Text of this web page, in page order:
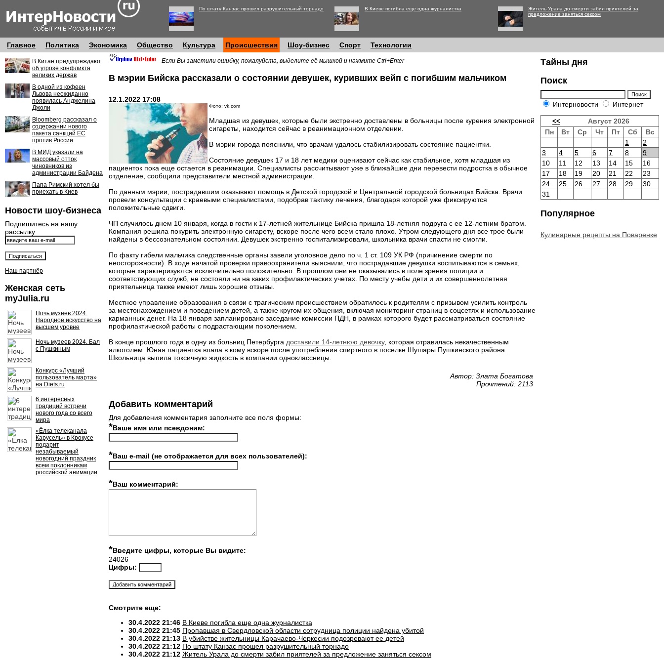
По штату Канзас прошел разрушительный торнадо В Киеве погибла еще одна журналистка
Житель Урала до смерти забил приятелей за
предложение заняться сексом
Главное Политика Экономика Общество Культура Происшествия Шоу-бизнес Спорт Технологии
В Китае предупреждают
об угрозе конфликта
великих держав
В одной из кофеен
Львова неожиданно
появилась Анджелина
Джоли
Bloomberg рассказал о
содержании нового
пакета санкций ЕС
против России
В МИД указали на
массовый отток
чиновников из
администрации Байдена
Папа Римский хотел бы
приехать в Киев
Новости шоу-бизнеса
Подпишитесь на нашу
рассылку
Наш партнёр
Женская сеть
myJulia.ru
Ночь музеев 2024.
Народное искусство на
высшем уровне
Ночь музеев 2024. Бал
с Пушкиным
Конкурс «Лучший
пользователь марта»
на Diets.ru
6 интересных
традиций встречи
нового года со всего
мира
«Ёлка телеканала
Карусель» в Крокусе
подарит
незабываемый
новогодний праздник
всем поклонникам
российской анимации
Если Вы заметили ошибку, пожалуйста, выделите её мышкой и нажмите Ctrl+Enter
В мэрии Бийска рассказали о состоянии девушек, куривших вейп с погибшим мальчиком
12.1.2022 17:08
Фото: vk.com
Младшая из девушек, которые были экстренно доставлены в больницы после курения электронной
сигареты, находится сейчас в реанимационном отделении.
В мэрии города пояснили, что врачам удалось стабилизировать состояние пациентки.
Состояние девушек 17 и 18 лет медики оценивают сейчас как стабильное, хотя младшая из
пациенток пока еще остается в реанимации. Специалисты рассчитывают уже в ближайшие дни перевести подростка в обычное
отделение, сообщили представители местной администрации.
По данным мэрии, пострадавшим оказывают помощь в Детской городской и Центральной городской больницах Бийска. Врачи
провели консультации с краевыми специалистами, подобрав тактику лечения, благодаря которой уже фиксируются
положительные сдвиги.
ЧП случилось днем 10 января, когда в гости к 17-летней жительнице Бийска пришла 18-летняя подруга с ее 12-летним братом.
Компания решила покурить электронную сигарету, вскоре после чего всем стало плохо. Утром следующего дня все трое были
найдены в бессознательном состоянии. Девушек экстренно госпитализировали, школьника врачи спасти не смогли.
По факту гибели мальчика следственные органы завели уголовное дело по ч. 1 ст. 109 УК РФ (причинение смерти по
неосторожности). В ходе начатой проверки правоохранители выяснили, что пострадавшие девушки воспитываются в семьях,
которые характеризуются исключительно положительно. В прошлом они не оказывались в поле зрения полиции и
соответствующих служб, не состояли ни на каких профилактических учетах. По месту учебы дети и их совершеннолетняя
приятельница также имеют лишь хорошие отзывы.
Местное управление образования в связи с трагическим происшествием обратилось к родителям с призывом усилить контроль
за местонахождением и поведением детей, а также кругом их общения, включая мониторинг страниц в соцсетях и использование
карманных денег. На 18 января запланировано заседание комиссии ПДН, в рамках которого будет рассматриваться состояние
профилактической работы с подрастающим поколением.
В конце прошлого года в одну из больниц Петербурга доставили 14-летнюю девочку, которая отравилась некачественным
алкоголем. Юная пациентка впала в кому вскоре после употребления спиртного в поселке Шушары Пушкинского района.
Школьница выпила токсичную жидкость в компании одноклассницы.
Автор: Злата Богатова
Прочтений: 2113
Добавить комментарий
Для добавления комментария заполните все поля формы:
*Ваше имя или псевдоним:
*Ваш e-mail (не отображается для всех пользователей):
*Ваш комментарий:
*Введите цифры, которые Вы видите:
24026
Цифры:
Смотрите еще:
30.4.2022 21:46 В Киеве погибла еще одна журналистка
30.4.2022 21:45 Пропавшая в Свердловской области сотрудница полиции найдена убитой
30.4.2022 21:13 В убийстве жительницы Карачаево-Черкесии подозревают ее детей
30.4.2022 21:12 По штату Канзас прошел разрушительный торнадо
30.4.2022 21:12 Житель Урала до смерти забил приятелей за предложение заняться сексом
Тайны дня
Поиск
Интерновости Интернет
<<
Август 2026
Пн
Вт Ср Чт Пт Сб
Вс
1
2
3
4 5 6 7 8
9
10
11 12 13 14 15
16
17
18 19 20 21 22
23
24
25 26 27 28 29
30
31
Популярное
Кулинарные рецепты на Поваренке